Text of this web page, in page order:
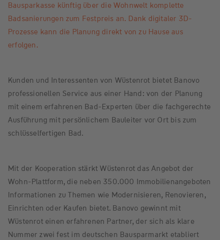
Bausparkasse künftig über die Wohnwelt komplette
Badsanierungen zum Festpreis an. Dank digitaler 3D-
Prozesse kann die Planung direkt von zu Hause aus
erfolgen.
Kunden und Interessenten von Wüstenrot bietet Banovo
professionellen Service aus einer Hand: von der Planung
mit einem erfahrenen Bad-Experten über die fachgerechte
Ausführung mit persönlichem Bauleiter vor Ort bis zum
schlüsselfertigen Bad.
Mit der Kooperation stärkt Wüstenrot das Angebot der
Wohn-Plattform, die neben 350.000 Immobilienangeboten
Informationen zu Themen wie Modernisieren, Renovieren,
Einrichten oder Kaufen bietet. Banovo gewinnt mit
Wüstenrot einen erfahrenen Partner, der sich als klare
Nummer zwei fest im deutschen Bausparmarkt etabliert